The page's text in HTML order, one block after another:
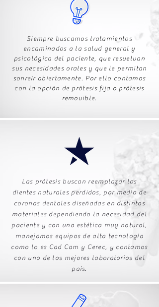
Siempre buscamos tratamientos
encaminados a la salud general y
psicológica del paciente, que resuelvan
sus necesidades orales y que le permitan
sonreír abiertamente. Por ello contamos
con la opción de prótesis fija o prótesis
removible.
Las prótesis buscan reemplazar los
dientes naturales perdidos, por medio de
coronas dentales diseñadas en distintos
materiales dependiendo la necesidad del
paciente y con una estética muy natural,
manejamos equipos de alta tecnología
como lo es Cad Cam y Cerec, y contamos
con uno de los mejores laboratorios del
país.